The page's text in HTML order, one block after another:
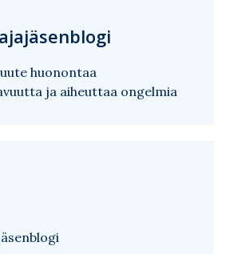
huonontaa
ja aiheuttaa ongelmia